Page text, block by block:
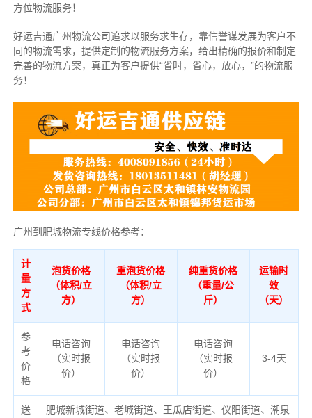
方位物流服务！
好运吉通广州物流公司追求以服务求生存，靠信誉谋发展为客户不
同的物流需求，提供定制的物流服务方案，给出精确的报价和制定
完善的物流方案，真正为客户提供“省时，省心，放心，”的物流服
务！
广州到肥城物流专线价格参考：
计
量
方
式
泡货价格
（体积/立
方）
重泡货价格
（体积/立
方）
纯重货价格
（重量/公
斤）
运输时
效
（天）
参
考
价
格
电话咨询
（实时报
价）
电话咨询
（实时报
价）
电话咨询
（实时报
价）
3-4天
送
肥城新城街道、老城街道、王瓜店街道、仪阳街道、潮泉